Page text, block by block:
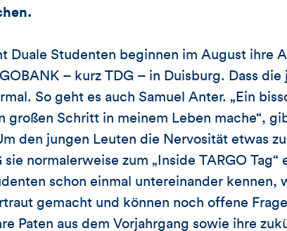
Duale Studenten beginnen im August ihre
– kurz TDG – in Duisburg. Dass die
So geht es auch Samuel Anter. „Ein
großen Schritt in meinem Leben mache“,
den jungen Leuten die Nervosität etwas
normalerweise zum „Inside TARGO Tag“
schon einmal untereinander kennen,
gemacht und können noch offene
Paten aus dem Vorjahrgang sowie ihre